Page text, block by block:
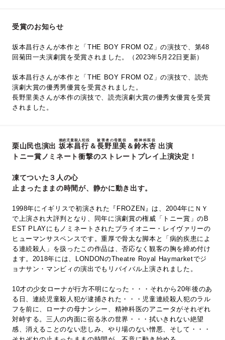
受賞のお知らせ
坂本昌行さんが本作と「THE BOY FROM OZ」の演技で、第48
回菊田一夫演劇賞を受賞されました。（2023年5月22日更新）
坂本昌行さんが本作と「THE BOY FROM OZ」の演技で、読売
演劇大賞の優秀男優賞を受賞されました。
長野里美さんが本作の演技で、読売演劇大賞の優秀女優賞を受賞
されました。
栗山民也演出 坂本昌行
連続児童殺人犯役
＆長野里美
被害者の母親役
＆鈴木杏
精神科医役
出演
トニー賞ノミネート衝撃のストレートプレイ上演決定！
凍てついた３人の心
止まったままの時間が、静かに動き出す。
1998年にイギリスで初演された『FROZEN』は、2004年にＮＹ
で上演され大評判となり、同年に演劇賞の権威「トニー賞」のB
EST PLAYにもノミネートされたブライオニー・レイヴァリーの
ヒューマンサスペンスです。重厚で骨太な脚本と「病的疾患によ
る連続殺人」を扱ったこの作品は、否応なく観客の胸を締め付け
ます。2018年には、LONDONのTheatre Royal Haymarketでジ
ョナサン・マンビィの演出でもリバイバル上演されました。
10才の少女ローナが行方不明になった・・・それから20年後のあ
る日、連続児童殺人犯が逮捕された・・・児童連続殺人犯のラル
フを前に、ローナの母ナンシー、精神科医のアニータがそれぞれ
対峙する。三人の内面に宿る氷の世界・・・拭いきれない絶望
感、消えることのない悲しみ、やり場のない憎悪、そして・・・